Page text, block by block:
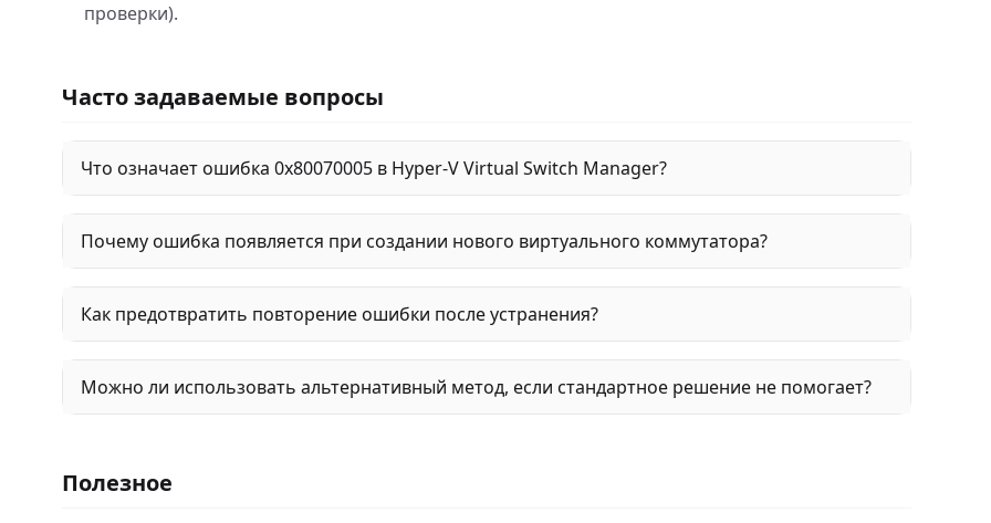
проверки).
Часто задаваемые вопросы
Что означает ошибка 0x80070005 в Hyper-V Virtual Switch Manager?
Почему ошибка появляется при создании нового виртуального коммутатора?
Как предотвратить повторение ошибки после устранения?
Можно ли использовать альтернативный метод, если стандартное решение не помогает?
Полезное